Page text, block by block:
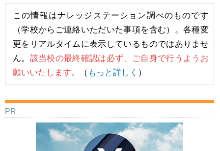
この情報はナレッジステーション調べのものです
（学校からご連絡いただいた事項を含む）。各種変
更をリアルタイムに表示しているものではありませ
ん。 該当校の最終確認は必ず、ご自身で行うようお
願いいたします。
（ もっと詳しく ）
PR